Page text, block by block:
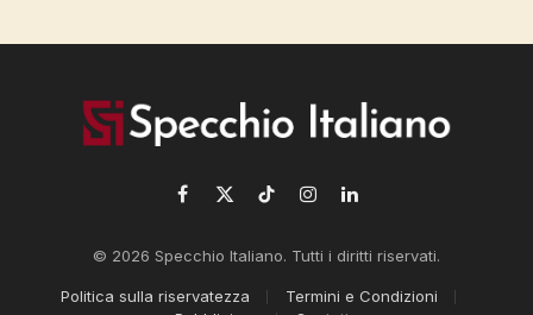
Facebook
X
TikTokInstagramLinkedIn
© 2026 Specchio Italiano. Tutti i diritti riservati.
Politica sulla riservatezza
Termini e Condizioni